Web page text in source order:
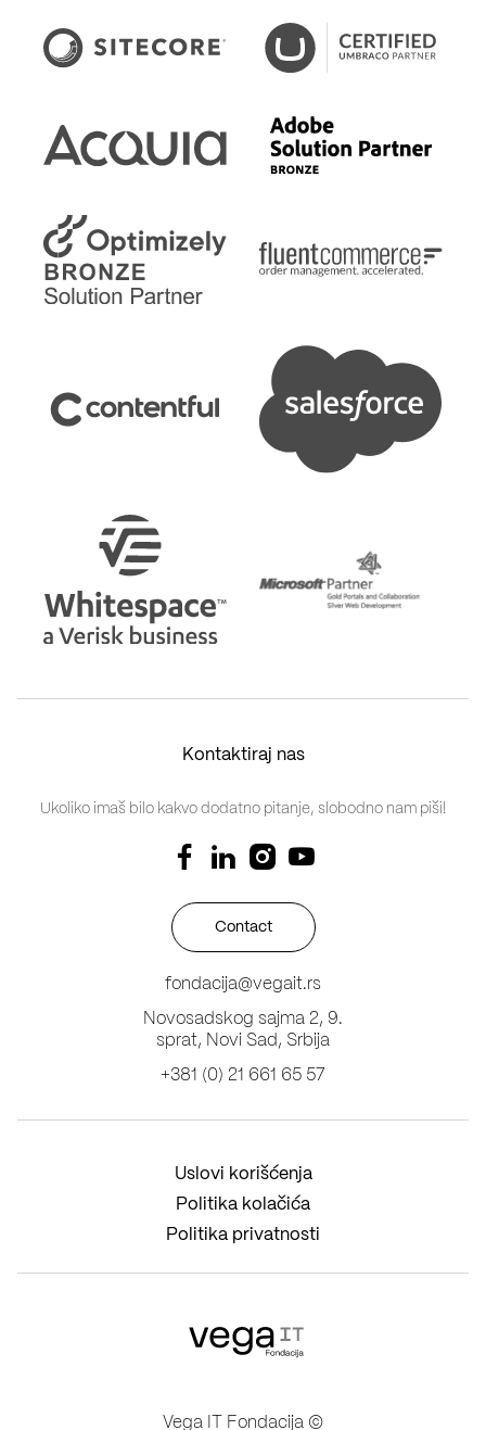
Kontaktiraj nas
Ukoliko imaš bilo kakvo dodatno pitanje, slobodno nam piši!
Contact
fondacija@vegait.rs
Novosadskog sajma 2, 9.
sprat, Novi Sad, Srbija
+381 (0) 21 661 65 57
Uslovi korišćenja
Politika kolačića
Politika privatnosti
Vega IT Fondacija ©